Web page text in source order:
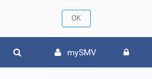
mySMV